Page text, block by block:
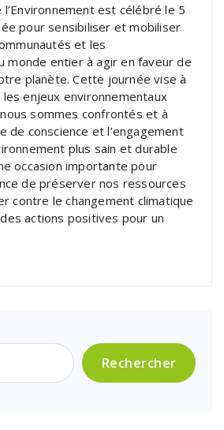
l’Environnement est célébré le 5
pour sensibiliser et mobiliser
et les
monde entier à agir en faveur de
planète. Cette journée vise à
enjeux environnementaux
sommes confrontés et à
de conscience et l’engagement
plus sain et durable
occasion importante pour
de préserver nos ressources
contre le changement climatique
actions positives pour un
Rechercher